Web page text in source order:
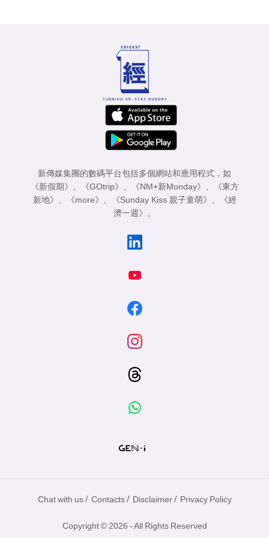
新傳媒集團的數碼平台包括多個網站和應用程式，如
《新假期》
《GOtrip》 《NM+新Monday》
《東方
新地》
《more》 《Sunday Kiss 親子童萌》
《經
濟一週》
。
Chat with us / Contacts / Disclaimer / Privacy Policy
Copyright © 2026 - All Rights Reserved